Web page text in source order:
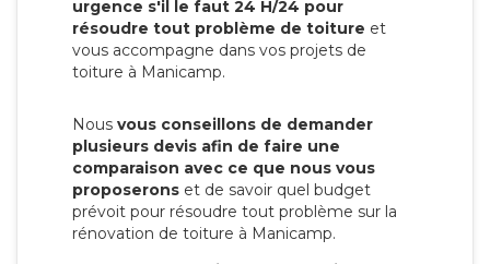
urgence s'il le faut 24 H/24 pour
résoudre tout problème de toiture et
vous accompagne dans vos projets de
toiture à Manicamp.
Nous vous conseillons de demander
plusieurs devis afin de faire une
comparaison avec ce que nous vous
proposerons et de savoir quel budget
prévoit pour résoudre tout problème sur la
rénovation de toiture à Manicamp.